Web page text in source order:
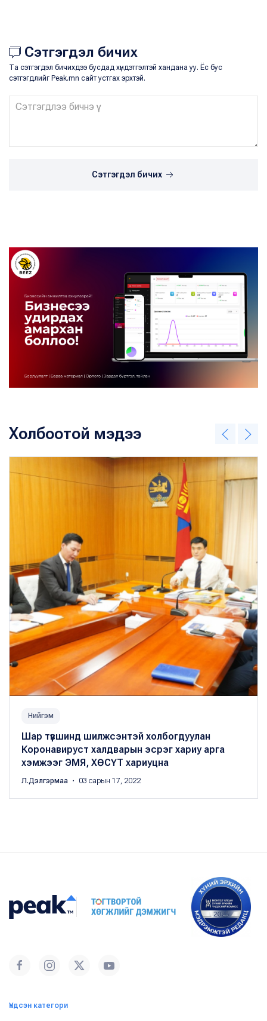
Сэтгэгдэл бичих
Та сэтгэгдэл бичихдээ бусдад хүндэтгэлтэй хандана уу. Ёс бус
сэтгэгдлийг Peak.mn сайт устгах эрхтэй.
Сэтгэгдэл бичих
Холбоотой мэдээ
Нийгэм
Шар түвшинд шилжсэнтэй холбогдуулан
Коронавируст халдварын эсрэг хариу арга
хэмжээг ЭМЯ, ХӨСҮТ хариуцна
Л.Дэлгэрмаа ・ 03 сарын 17, 2022
Үндсэн категори